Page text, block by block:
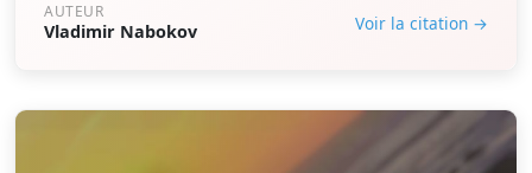
AUTEUR
Vladimir Nabokov Voir la citation →